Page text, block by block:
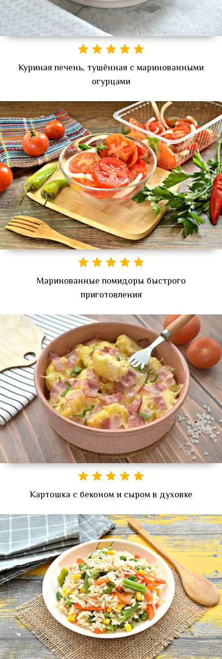
Куриная печень, тушённая с маринованными
огурцами
Маринованные помидоры быстрого
приготовления
Картошка с беконом и сыром в духовке